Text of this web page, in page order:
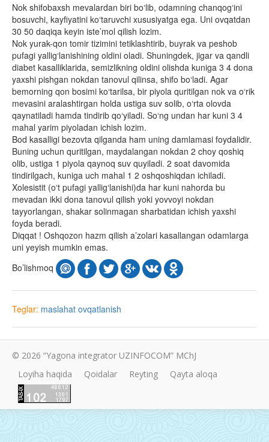
Nok shifobaxsh mevalardan biri bo‘lib, odamning chanqog‘ini
bosuvchi, kayfiyatini ko‘taruvchi xususiyatga ega. Uni ovqatdan
30 50 daqiqa keyin iste’mol qilish lozim.
Nok yurak-qon tomir tizimini tetiklashtirib, buyrak va peshob
pufagi yallig‘lanishining oldini oladi. Shuningdek, jigar va qandli
diabet kasalliklarida, semizlikning oldini olishda kuniga 3 4 dona
yaxshi pishgan nokdan tanovul qilinsa, shifo bo‘ladi. Agar
bemorning qon bosimi ko‘tarilsa, bir piyola quritilgan nok va o‘rik
mevasini aralashtirgan holda ustiga suv solib, o‘rta olovda
qaynatiladi hamda tindirib qo‘yiladi. So‘ng undan har kuni 3 4
mahal yarim piyoladan ichish lozim.
Bod kasalligi bezovta qilganda ham uning damlamasi foydalidir.
Buning uchun quritilgan, maydalangan nokdan 2 choy qoshiq
olib, ustiga 1 piyola qaynoq suv quyiladi. 2 soat davomida
tindirilgach, kuniga uch mahal 1 2 oshqoshiqdan ichiladi.
Xolesistit (o‘t pufagi yallig‘lanishi)da har kuni nahorda bu
mevadan ikki dona tanovul qilish yoki yovvoyi nokdan
tayyorlangan, shakar solinmagan sharbatidan ichish yaxshi
foyda beradi.
Diqqat ! Oshqozon hazm qilish a’zolari kasallangan odamlarga
uni yeyish mumkin emas.
Bo’lishmoq
Teglar: maslahat ovqatlanish
© 2026 “Yagona integrator UZINFOCOM” MChJ
Loyiha haqida
Qoidalar Reyting Qayta aloqa